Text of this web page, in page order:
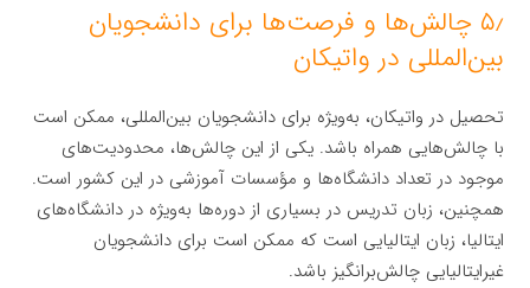
۵٫ چالش‌ها و فرصت‌ها برای دانشجویان
بین‌المللی در واتیکان
تحصیل در واتیکان، به‌ویژه برای دانشجویان بین‌المللی، ممکن است
با چالش‌هایی همراه باشد. یکی از این چالش‌ها، محدودیت‌های
موجود در تعداد دانشگاه‌ها و مؤسسات آموزشی در این کشور است.
همچنین، زبان تدریس در بسیاری از دوره‌ها به‌ویژه در دانشگاه‌های
ایتالیا، زبان ایتالیایی است که ممکن است برای دانشجویان
غیرایتالیایی چالش‌برانگیز باشد.